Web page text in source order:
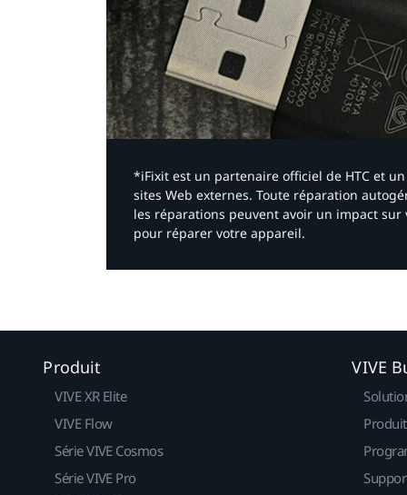
*iFixit est un partenaire officiel de HTC et
sites Web externes. Toute réparation
les réparations peuvent avoir un impact
pour réparer votre appareil.​
Produit
VIVE XR Elite
VIVE Flow
Série VIVE Cosmos
Série VIVE Pro
VIVE